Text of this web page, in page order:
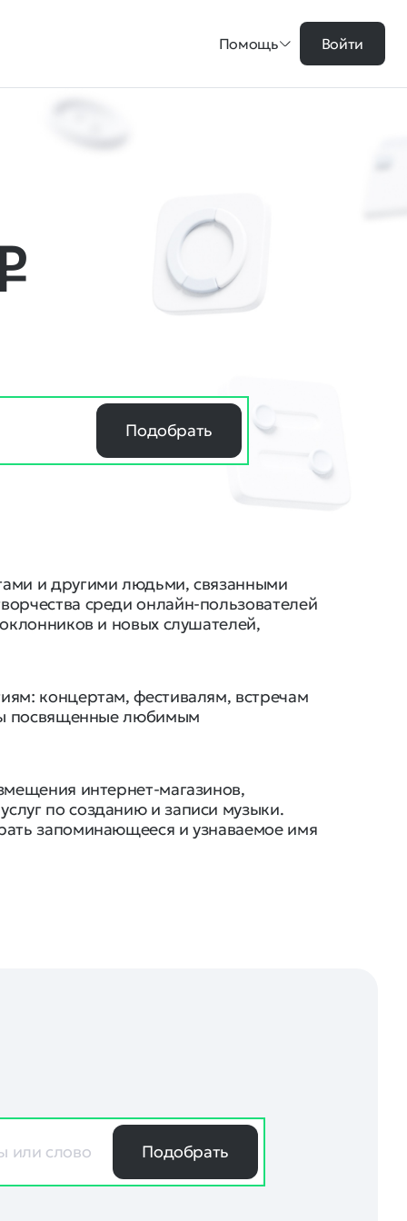
Помощь Войти
Подобрать
и другими людьми, связанными
среди онлайн-пользователей
и новых слушателей,
концертам, фестивалям, встречам
посвященные любимым
интернет-магазинов,
по созданию и записи музыки.
запоминающееся и узнаваемое имя
Подобрать